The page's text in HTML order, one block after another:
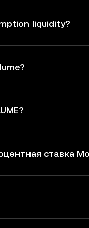
liquidity?
ставка